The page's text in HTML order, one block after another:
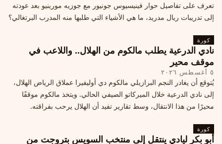
تعرف على تفاصيل حوار فينيسيوس جونيور مع جوزيه مورينيو بعد عودته
إلى تدريبات ريال مدريد، ما هي الأشياء التي طلبها منه المدرب البرتغالي؟
كورة
نادي الدرعية يطلب مالكوم من الهلال.. واللاعب في
موقف محير
٥ أغسطس ٢٠٢٦
يُتوقع أن يغادر النجم البرازيلي مالكوم دي أوليفيرا عملاق الرياض الهلال،
إلى نادي الدرعية خلال الميركاتو الصيفي الحالي. ويتخذ مالكوم موقفًا
محيرًا من هذا الانتقال، وسط تقارير تفيد أن الهلال يرحب بفراقته.
كورة
أبو بكر ليادي ينتقل إلى منتخب السويس بتروجت من